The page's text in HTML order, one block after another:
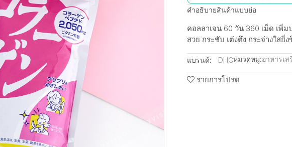
คำอธิบายสินค้าแบบย่อ
คอลลาเจน 60 วัน 360 เม็ด เพิ่
สวย กระชับ เต่งตึง กระจ่างใสยิ่
แบรนด์: DHCหมวดหมู่:อาหารเส
รายการโปรด